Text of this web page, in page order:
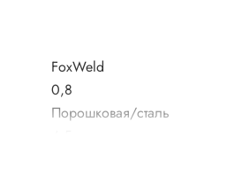
FoxWeld
0,8
Порошковая/сталь